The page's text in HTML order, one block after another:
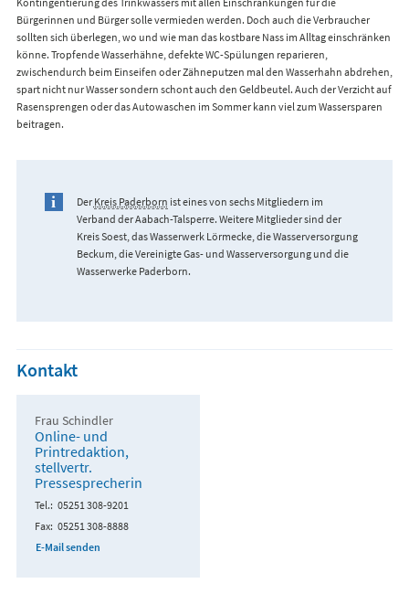
Bürgerinnen und Bürger solle vermieden werden. Doch auch die Verbraucher
sollten sich überlegen, wo und wie man das kostbare Nass im Alltag einschränken
könne. Tropfende Wasserhähne, defekte WC-Spülungen reparieren,
zwischendurch beim Einseifen oder Zähneputzen mal den Wasserhahn abdrehen,
spart nicht nur Wasser sondern schont auch den Geldbeutel. Auch der Verzicht auf
Rasensprengen oder das Autowaschen im Sommer kann viel zum Wassersparen
beitragen.
Der Kreis Paderborn ist eines von sechs Mitgliedern im
Verband der Aabach-Talsperre. Weitere Mitglieder sind der
Kreis Soest, das Wasserwerk Lörmecke, die Wasserversorgung
Beckum, die Vereinigte Gas- und Wasserversorgung und die
Wasserwerke Paderborn.
Kontakt
Frau Schindler
Online- und
Printredaktion,
stellvertr.
Pressesprecherin
Tel. 05251 308-9201
Fax 05251 308-8888
E-Mail senden